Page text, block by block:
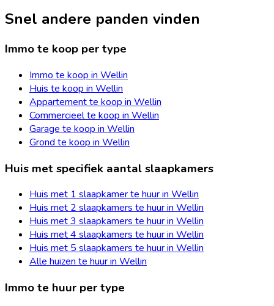
Snel andere panden vinden
Immo te koop per type
Immo te koop in Wellin
Huis te koop in Wellin
Appartement te koop in Wellin
Commercieel te koop in Wellin
Garage te koop in Wellin
Grond te koop in Wellin
Huis met specifiek aantal slaapkamers
Huis met 1 slaapkamer te huur in Wellin
Huis met 2 slaapkamers te huur in Wellin
Huis met 3 slaapkamers te huur in Wellin
Huis met 4 slaapkamers te huur in Wellin
Huis met 5 slaapkamers te huur in Wellin
Alle huizen te huur in Wellin
Immo te huur per type